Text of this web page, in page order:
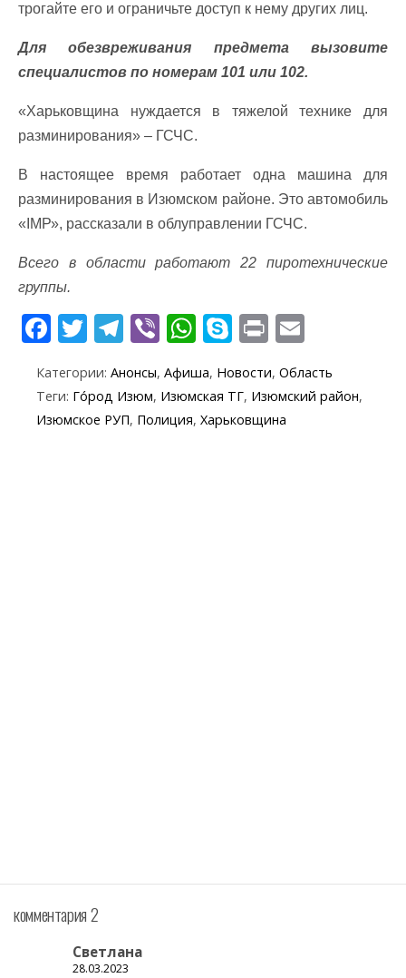
трогайте его и ограничьте доступ к нему других лиц.
Для обезвреживания предмета вызовите
специалистов по номерам 101 или 102.
«Харьковщина нуждается в тяжелой технике для
разминирования» – ГСЧС.
В настоящее время работает одна машина для
разминирования в Изюмском районе. Это автомобиль
«ІМР», рассказали в облуправлении ГСЧС.
Всего в области работают 22 пиротехнические
группы.
F
e
b
T
itt
er
T
e
gr
Vi
b
er
W
at
s
S
y
p
Pr
in
t ai
Категории: Анонсы, Афиша, Новости, Область
Теги: Го́род Изюм, Изюмская ТГ, Изюмский район,
Изюмское РУП, Полиция, Харьковщина
комментария 2
Светлана
28.03.2023